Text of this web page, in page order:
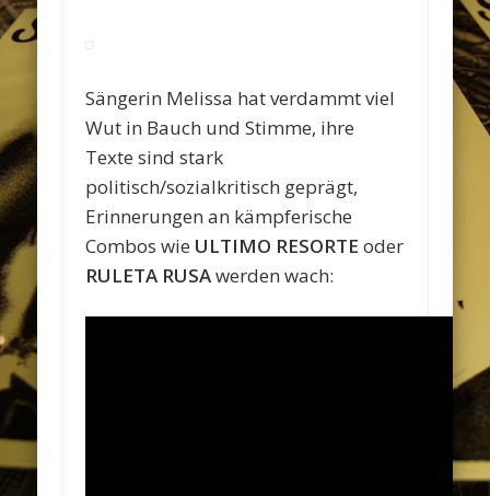
Sängerin Melissa hat verdammt viel
Wut in Bauch und Stimme, ihre
Texte sind stark
politisch/sozialkritisch geprägt,
Erinnerungen an kämpferische
Combos wie ULTIMO RESORTE oder
RULETA RUSAwerden wach: